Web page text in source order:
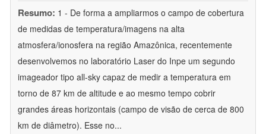
Resumo: 1 - De forma a ampliarmos o campo de cobertura
de medidas de temperatura/imagens na alta
atmosfera/ionosfera na região Amazônica, recentemente
desenvolvemos no laboratório Laser do Inpe um segundo
imageador tipo all-sky capaz de medir a temperatura em
torno de 87 km de altitude e ao mesmo tempo cobrir
grandes áreas horizontais (campo de visão de cerca de 800
km de diâmetro). Esse no...